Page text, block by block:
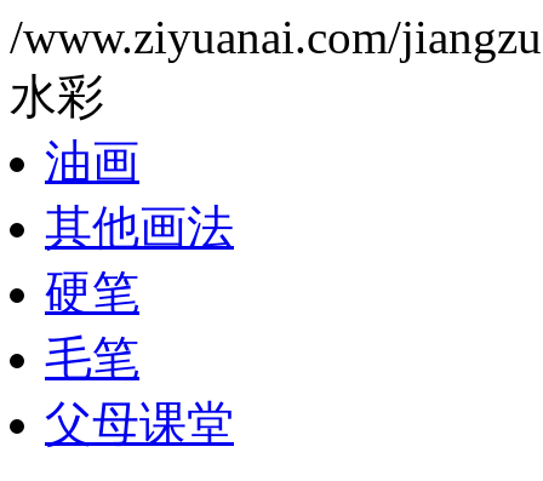
/www.ziyuanai.com/
水彩
油画
其他画法
硬笔
毛笔
父母课堂